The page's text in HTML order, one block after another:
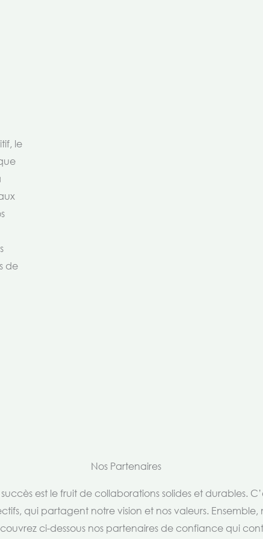
le
de
Nos Partenaires
est le fruit de collaborations solides et durables.
qui partagent notre vision et nos valeurs.
ci-dessous nos partenaires de confiance qui